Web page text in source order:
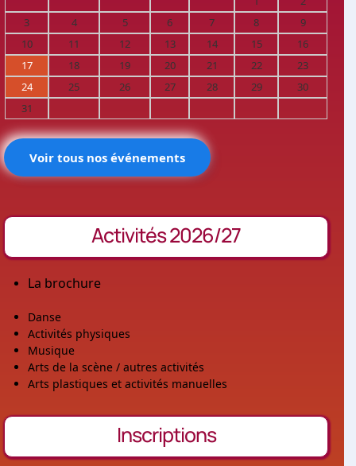
3
4 5 6 7 8
9
10
11 12 13 14 15
16
17
18 19 20 21 22
23
24
25 26 27 28 29
30
31
Voir tous nos événements
Activités 2026/27
La brochure
Danse
Activités physiques
Musique
Arts de la scène / autres activités
Arts plastiques et activités manuelles
Inscriptions